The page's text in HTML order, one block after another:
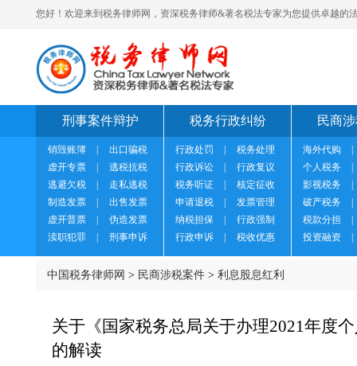
您好！欢迎来到税务律师网，资深税务律师&著名税法专家为您提供卓越的
刑事案件辩护
销毁账簿
出口骗税
虚开专票
逃税抗税
逃避欠税
走私逃税
制造发票
出售发票
虚开普票
伪造发票
渎职犯罪
刑事申诉
税务行政纠纷
行政处罚
税务处理
行政诉讼
行政复议
税务听证
核定征收
申请退税
发票管理
纳税担保
行政强制
行政申诉
税收优惠
民商
海外代购
个人税务
影视税务
破产税务
税款分担
投资融资
中国税务律师网 > 民商涉税案件 > 利息股息红利
关于《国家税务总局关于办理2021年度
的解读